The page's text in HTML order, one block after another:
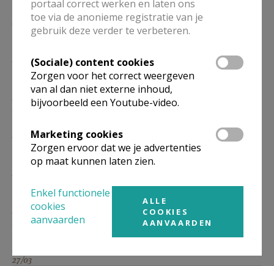
13/02
17.00 Eucharistie
20/02
17.00 Eucharistie
27/02
17.00 Eucharistie
06/03
17.00 Eucharistie
20/03
17.00 Eucharistie
27/03
portaal correct werken en laten ons
toe via de anonieme registratie van je
gebruik deze verder te verbeteren.
(Sociale) content cookies
Zorgen voor het correct weergeven
van al dan niet externe inhoud,
bijvoorbeeld een Youtube-video.
Marketing cookies
Zorgen ervoor dat we je advertenties
op maat kunnen laten zien.
Enkel functionele
cookies
aanvaarden
ALLE
COOKIES
AANVAARDEN